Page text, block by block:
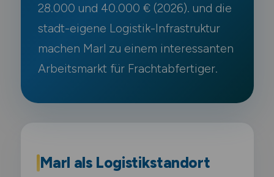
28.000 und 40.000 € (2026). und die
stadt-eigene Logistik-Infrastruktur
machen Marl zu einem interessanten
Arbeitsmarkt für Frachtabfertiger.
Marl als Logistikstandort